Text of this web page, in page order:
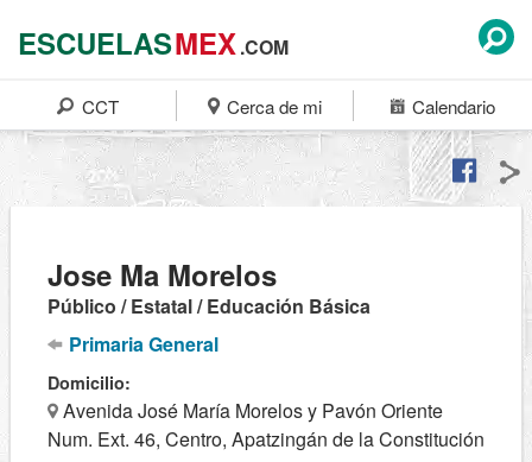
ESCUELASMEX.COM
CCT Cerca de mi Calendario
Jose Ma Morelos
Público / Estatal / Educación Básica
Primaria General
Domicilio:
Avenida José María Morelos y Pavón Oriente
Num. Ext. 46, Centro, Apatzingán de la Constitución